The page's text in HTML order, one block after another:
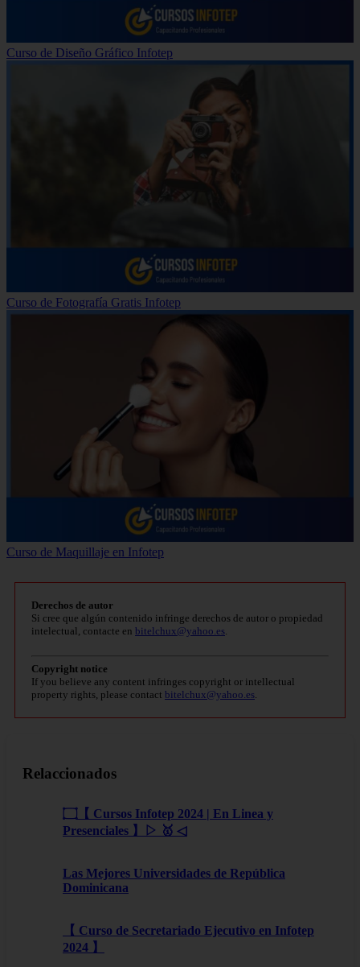
Curso de Diseño Gráfico Infotep
Curso de Fotografía Gratis Infotep
Curso de Maquillaje en Infotep
Derechos de autor
Si cree que algún contenido infringe derechos de autor o propiedad
intelectual, contacte en bitelchux@yahoo.es
Copyright notice
If you believe any content infringes copyright or intellectual
property rights, please contact bitelchux@yahoo.es
Relaccionados
۝【 Cursos Infotep 2024 | En Linea y
Presenciales 】▷ 🥇 ◁
Las Mejores Universidades de República
Dominicana
【 Curso de Secretariado Ejecutivo en Infotep
2024 】